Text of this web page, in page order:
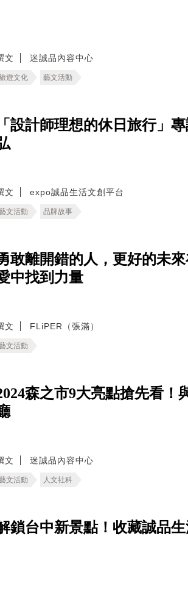
文 迷誠品內容中心
遊文化 藝文活動
「設計師理想的休日旅行」
文 expo誠品生活文創平台
文活動 品牌故事
敢離開錯的人，更好的未
中找到力量
文 FLiPER（張滿）
文活動
森之市9大亮點搶先看
文 迷誠品內容中心
文活動 人文社科
鎖台中新景點！收藏誠品